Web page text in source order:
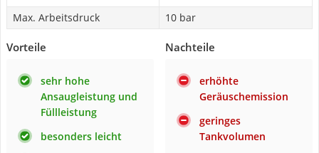
Max. Arbeitsdruck
10 bar
Vorteile
sehr hohe
Ansaugleistung und
Füllleistung
besonders leicht
Nachteile
erhöhte
Geräuschemission
geringes
Tankvolumen